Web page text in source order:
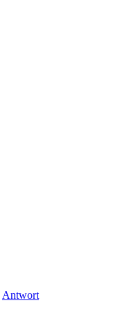
Antwort